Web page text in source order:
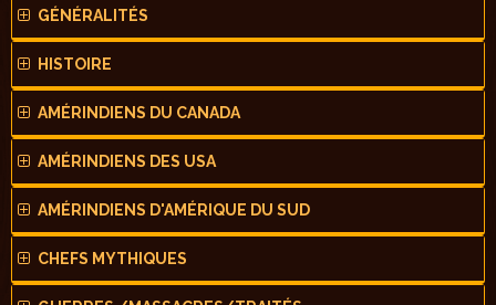
GÉNÉRALITÉS
HISTOIRE
AMÉRINDIENS DU CANADA
AMÉRINDIENS DES USA
AMÉRINDIENS D'AMÉRIQUE DU SUD
CHEFS MYTHIQUES